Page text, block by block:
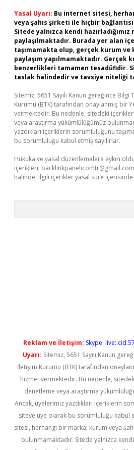
Yasal Uyarı: Bu internet sitesi,
veya şahıs şirketi ile hiçbir
Sitede yalnızca kendi
paylaşılmaktadır. Burada yer alan
taşımamakta olup, gerçek kurum ve
paylaşım yapılmamaktadır. Gerçek
benzerlikleri tamamen tesadüfidir.
taslak halindedir ve tavsiye niteliği
Sitemiz, 5651 Sayılı Kanun gereğince
Kurumu (BTK) tarafından onaylanmış bir
vermektedir. Bu nedenle, sitedeki
veya araştırma yükümlülüğümüz
yazdıkları içeriklerin sorumluluğunu
bu sorumluluğu kabul etmiş sayılırlar.
Hukuka ve yasal düzenlemelere aykırı
içerikleri, backlinkpanelicomtr@gmail.com
halinde, ilgili içerikler yasal süre içerisinde
Reklam ve İletişim: Skype:
Uyarı: Sitemiz, 5651 Sayılı Kanun
İletişim Kurumu (BTK) tarafından
hizmet vermektedir. Bu nedenle,
denetleme veya araştırma
Ancak, üyelerimiz yazdıkları içeriklerin
siteye üye olarak bu sorumluluğu kabul
sitesi, herhangi bir marka, kurum veya
bulunmamaktadır. Sitede yalnızca